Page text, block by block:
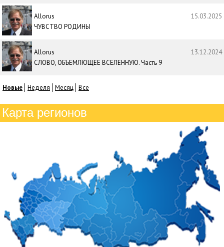
Allorus
15.03.2025
ЧУВСТВО РОДИНЫ
Allorus
13.12.2024
СЛОВО, ОБЪЕМЛЮЩЕЕ ВСЕЛЕННУЮ. Часть 9
Новые Неделя Месяц Все
Карта регионов